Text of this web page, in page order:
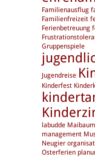
Familienausflug
Familienfreizeit
Ferienbetreuung
Gruppenspiele
Jugendreise
Kinderfest
labudde
management
Neugier
Osterferien